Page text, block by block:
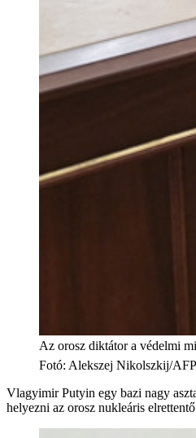
Az orosz diktátor a védelmi
Fotó: Alekszej Nikolszkij/AFP
Vlagyimir Putyin egy bazi nagy
helyezni az orosz nukleáris